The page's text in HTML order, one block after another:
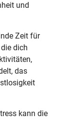
und
Zeit für
dich
das
kann die